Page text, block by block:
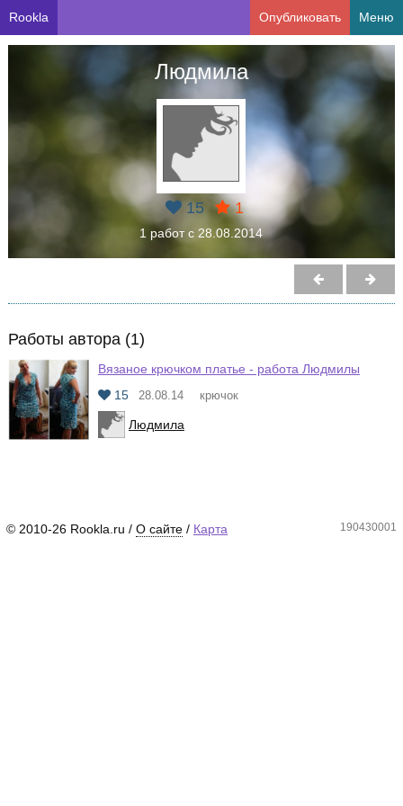
Rookla Опубликовать Меню
Людмила
15 1
1 работ с 28.08.2014
Работы автора (1)
Вязаное крючком платье - работа Людмилы
15
28.08.14 крючок
Людмила
© 2010-26 Rookla.ru / О сайте / Карта 190430001